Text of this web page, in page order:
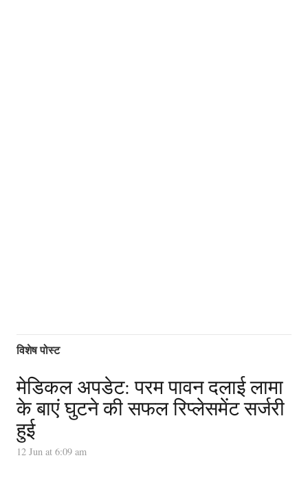
विशेष पोस्ट
मेडिकल अपडेट: परम पावन दलाई लामा
के बाएं घुटने की सफल रिप्लेसमेंट सर्जरी
हुई
12 Jun at 6:09 am